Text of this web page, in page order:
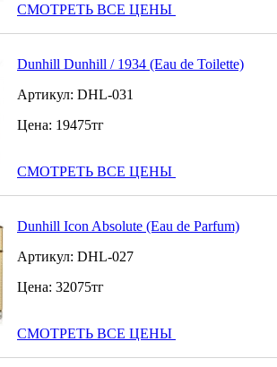
СМОТРЕТЬ ВСЕ ЦЕНЫ
Dunhill Dunhill / 1934 (Eau de Toilette)
Артикул: DHL-031
Цена: 19475тг
СМОТРЕТЬ ВСЕ ЦЕНЫ
Dunhill Icon Absolute (Eau de Parfum)
Артикул: DHL-027
Цена: 32075тг
СМОТРЕТЬ ВСЕ ЦЕНЫ